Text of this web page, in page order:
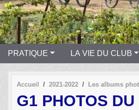
PRATIQUE LA VIE DU CLUB
Accueil 2021-2022 Les albums
G1 PHOTOS